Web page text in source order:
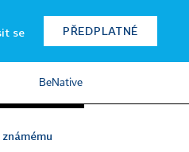
se PŘEDPLATNÉ
BeNative